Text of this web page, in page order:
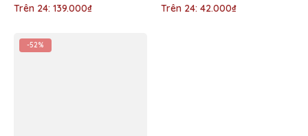
Trên 24: 139.000₫
Trên 24: 42.000₫
-52%